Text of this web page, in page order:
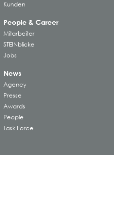
Kunden
People & Career
Mitarbeiter
STEINblicke
Jobs
News
Agency
Presse
Awards
People
Task Force